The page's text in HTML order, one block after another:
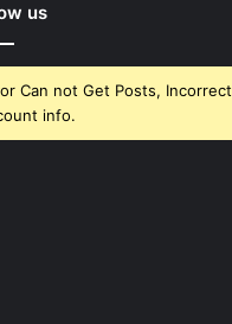
us
Can not Get Posts, Incorrect
info.